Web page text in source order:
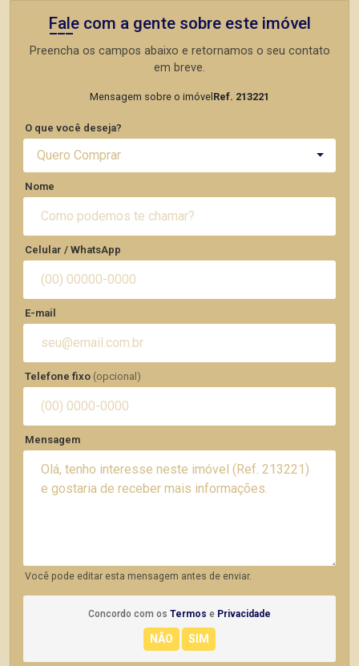
Fale com a gente sobre este imóvel
Preencha os campos abaixo e retornamos o seu contato
em breve.
Mensagem sobre o imóvel Ref. 213221
O que você deseja?
Quero Comprar
Nome
Celular / WhatsApp
E-mail
Telefone fixo (opcional)
Mensagem
Você pode editar esta mensagem antes de enviar.
Concordo com os Termos e Privacidade